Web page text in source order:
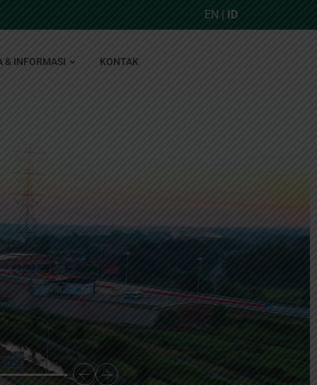
EN | ID
& INFORMASI KONTAK